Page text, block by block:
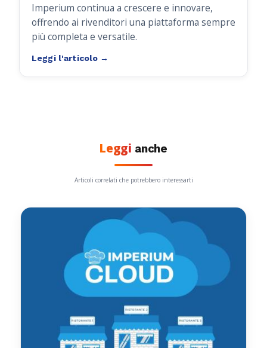
Imperium continua a crescere e innovare,
offrendo ai rivenditori una piattaforma sempre
più completa e versatile.
Leggi anche
Articoli correlati che potrebbero interessarti